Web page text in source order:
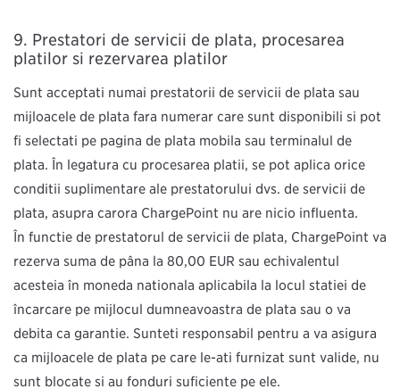
Prestatori de servicii de plată, procesarea
plăților şi rezervarea plăților
Sunt acceptați numai prestatorii de servicii de plată sau
mijloacele de plată fără numerar care sunt disponibili şi pot
fi selectați pe pagina de plată mobilă sau terminalul de
plată. În legătură cu procesarea plății, se pot aplica orice
condiții suplimentare ale prestatorului dvs. de servicii de
plată, asupra cărora ChargePoint nu are nicio influență.
În funcție de prestatorul de servicii de plată, ChargePoint va
rezerva suma de până la 80,00 EUR sau echivalentul
acesteia în moneda națională aplicabilă la locul stației de
încărcare pe mijlocul dumneavoastră de plată sau o va
debita ca garanție. Sunteți responsabil pentru a vă asigura
că mijloacele de plată pe care le-ați furnizat sunt valide, nu
sunt blocate și au fonduri suficiente pe ele.